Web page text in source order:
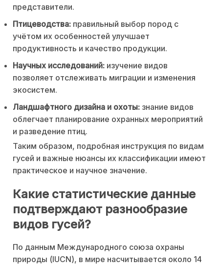
представители.
Птицеводства: правильный выбор пород с
учётом их особенностей улучшает
продуктивность и качество продукции.
Научных исследований: изучение видов
позволяет отслеживать миграции и изменения
экосистем.
Ландшафтного дизайна и охоты: знание видов
облегчает планирование охранных мероприятий
и разведение птиц.
Таким образом, подробная инструкция по видам
гусей и важные нюансы их классификации имеют
практическое и научное значение.
Какие статистические данные
подтверждают разнообразие
видов гусей?
По данным Международного союза охраны
природы (IUCN), в мире насчитывается около 14